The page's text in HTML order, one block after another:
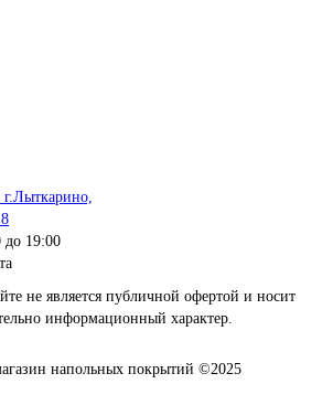
г.Лыткарино,
до 19:00
не является публичной офертой и носит
информационный характер.
напольных покрытий ©2025